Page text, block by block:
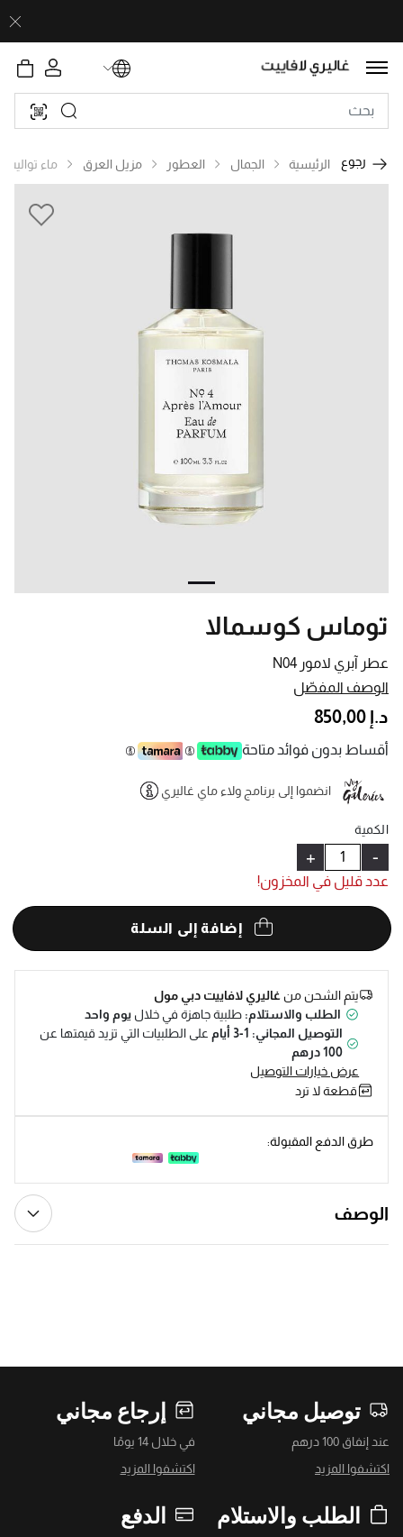
رجوع الرئيسية الجمال العطور مزيل العرق ماء تواليت
عطر آبري لامور N04
توماس كوسمالا
الوصف المفصّل
د.إ 850,00
أقساط بدون فوائد متاحة
انضموا إلى برنامج ولاء ماي غاليري
الكمية
-
+
عدد قليل في المخزون!
إضافة إلى السلة
يتم الشحن منغاليري لافاييت دبي مول
الطلب والاستلام: طلبية جاهزة في خلال يوم واحد
التوصيل المجاني: 1-3 أيام
على الطلبيات التي تزيد قيمتها عن
100 درهم
عرض خيارات التوصيل
قطعة لا ترد
طرق الدفع المقبولة:
الوصف
توصيل مجاني
عند إنفاق 100 درهم
اكتشفوا المزيد
إرجاع مجاني
في خلال 14 يومًا
اكتشفوا المزيد
الطلب والاستلام الدفع